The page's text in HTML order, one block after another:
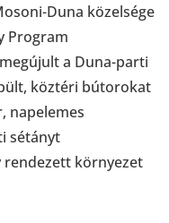
Duna közelsége
Program
a Duna-parti
köztéri bútorokat
napelemes
sétányt
környezet